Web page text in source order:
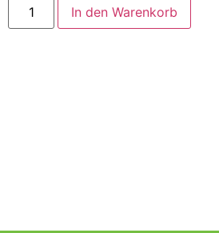
In den Warenkorb